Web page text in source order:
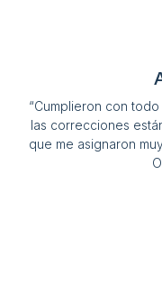
“Cumplieron con
las correcciones
que me asignaron